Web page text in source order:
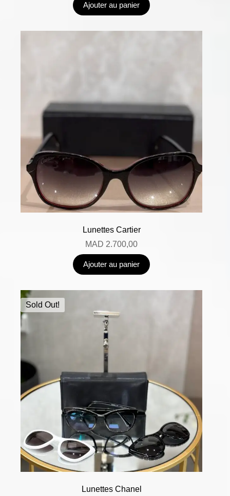
Ajouter au panier
Lunettes Cartier
MAD 2.700,00
Ajouter au panier
Sold Out!
Lunettes Chanel